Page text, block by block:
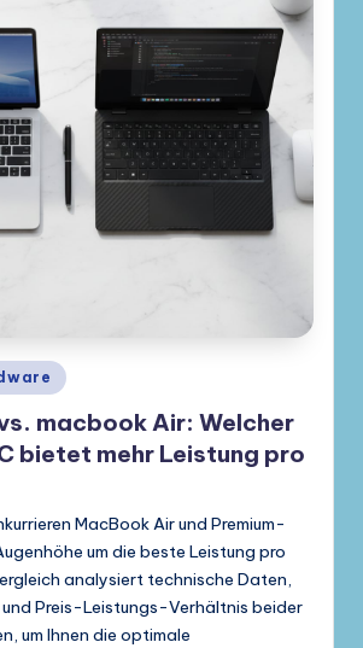
macbook Air: Welcher
bietet mehr Leistung pro
MacBook Air und Premium-
um die beste Leistung pro
analysiert technische Daten,
Preis-Leistungs-Verhältnis beider
um Ihnen die optimale